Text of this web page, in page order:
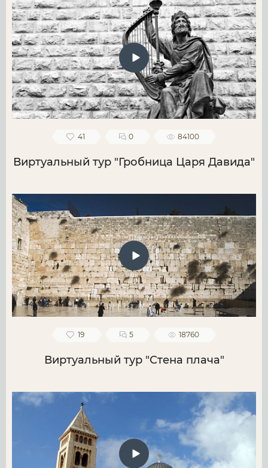
41 0 84100
Виртуальный тур "Гробница Царя Давида"
19 5 18760
Виртуальный тур "Стена плача"